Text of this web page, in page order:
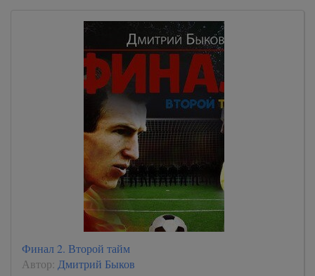
Финал 2. Второй тайм
Автор: Дмитрий Быков